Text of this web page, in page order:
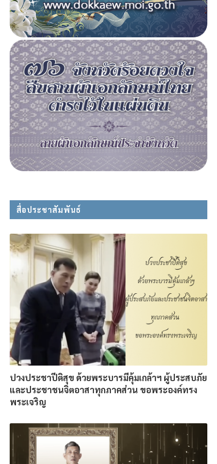
สื่อประชาสัมพันธ์
ปวงประชาปีติสุข ด้วยพระบารมีคุ้มเกล้าฯ ผู้ประสบภัย
และประชาชนจิตอาสาทุกภาคส่วน ขอพระองค์ทรง
พระเจริญ